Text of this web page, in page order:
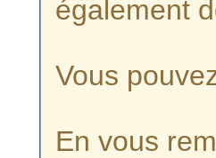
également
Vous
En vous